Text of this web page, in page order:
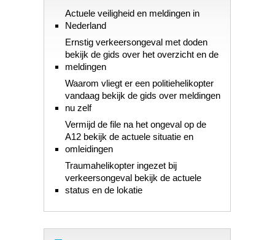
Actuele veiligheid en meldingen in
Nederland
Ernstig verkeersongeval met doden
bekijk de gids over het overzicht en de
meldingen
Waarom vliegt er een politiehelikopter
vandaag bekijk de gids over meldingen
nu zelf
Vermijd de file na het ongeval op de
A12 bekijk de actuele situatie en
omleidingen
Traumahelikopter ingezet bij
verkeersongeval bekijk de actuele
status en de lokatie